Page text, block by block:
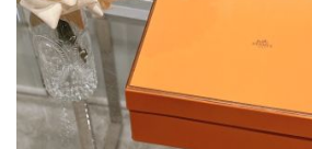
ザ
ン
ー
お
yoyocopys@gmail.com
📢 当店は正真正銘のn級スーパーコピーのみ
2026春の新作続々更新中！期間中のご注文
📢 新作入荷！ルイ・ヴィトンスーパーコピー